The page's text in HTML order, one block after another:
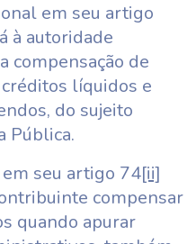
em seu artigo
à autoridade
compensação de
líquidos e
do sujeito
Pública.
seu artigo 74[ii]
compensar
quando apurar